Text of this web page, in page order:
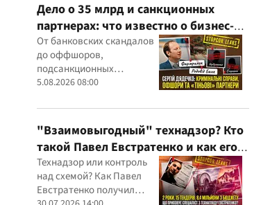
Дело о 35 млрд и санкционных
партнерах: что известно о бизнес-
интересах Сергея Дядечко от
"Родовид Банка" до "ФАРМАСЕЛ"
От банковских скандалов
до оффшоров,
подсанкционных
партнеров и уголовных
связи Сергея Дядечко до
сих пор простираются
через Украину и несколько
иностранных юрисдикций
5.08.2026 08:00
"Взаимовыгодный" технадзор? Кто
такой Павел Евстратенко и как его
ФЛП получил доступ к бюджетным
миллионам?
Технадзор или контроль
над схемой? Как Павел
Евстратенко получил